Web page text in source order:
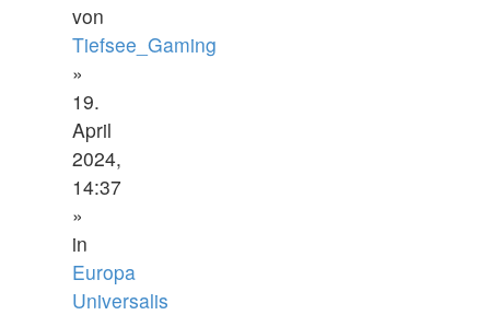
von
Tiefsee_Gaming
»
19.
April
2024,
14:37
»
in
Europa
Universalis